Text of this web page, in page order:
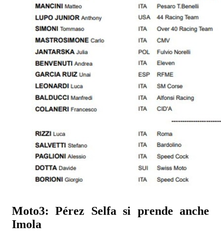
Moto3: Pérez Selfa si prende anche
Imola